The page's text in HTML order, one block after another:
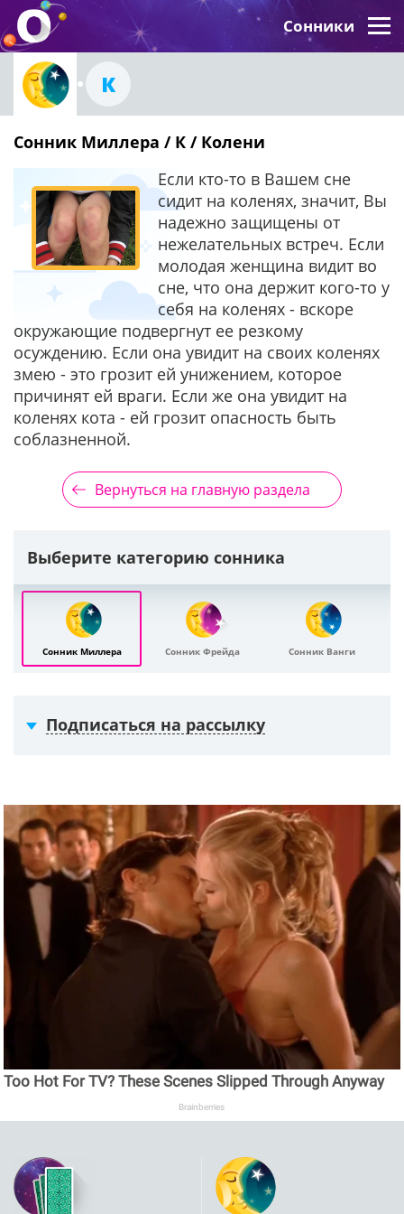
Сонники
К
Сонник Миллера / К / Колени
Если кто-то в Вашем сне
сидит на коленях, значит, Вы
надежно защищены от
нежелательных встреч. Если
молодая женщина видит во
сне, что она держит кого-то у
себя на коленях - вскоре
окружающие подвергнут ее резкому
осуждению. Если она увидит на своих коленях
змею - это грозит ей унижением, которое
причинят ей враги. Если же она увидит на
коленях кота - ей грозит опасность быть
соблазненной.
Вернуться на главную раздела
Выберите категорию сонника
Сонник Миллера Сонник Фрейда Сонник Ванги
Подписаться на рассылку
Too Hot For TV? These Scenes Slipped Through Anyway
Brainberries